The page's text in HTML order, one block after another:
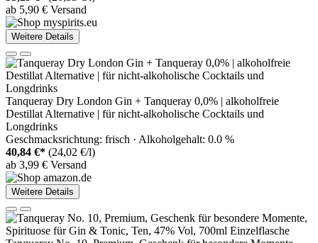
ab 5,90 € Versand
Weitere Details
Tanqueray Dry London Gin + Tanqueray 0,0% | alkoholfreie
Destillat Alternative | für nicht-alkoholische Cocktails und
Longdrinks
Geschmacksrichtung: frisch · Alkoholgehalt: 0.0 %
40,84 €* (24,02 €/l)
ab 3,99 € Versand
Weitere Details